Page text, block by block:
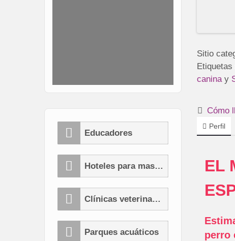
Educadores
Hoteles para mascotas
Clínicas veterinarias
Parques acuáticos
Sitio
Etiquetas
caninay
Cómo
Perfil
EL
perro